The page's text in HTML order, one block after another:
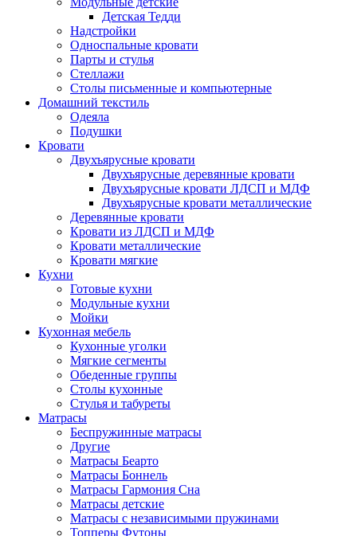
Детская Тедди
Надстройки
Односпальные кровати
Парты и стулья
Стеллажи
Столы письменные и компьютерные
Домашний текстиль
Одеяла
Подушки
Кровати
Двухъярусные кровати
Двухъярусные деревянные кровати
Двухъярусные кровати ЛДСП и МДФ
Двухъярусные кровати металлические
Деревянные кровати
Кровати из ЛДСП и МДФ
Кровати металлические
Кровати мягкие
Кухни
Готовые кухни
Модульные кухни
Мойки
Кухонная мебель
Кухонные уголки
Мягкие сегменты
Обеденные группы
Столы кухонные
Стулья и табуреты
Матрасы
Беспружинные матрасы
Другие
Матрасы Беарто
Матрасы Боннель
Матрасы Гармония Сна
Матрасы детские
Матрасы с независимыми пружинами
Топперы Футоны